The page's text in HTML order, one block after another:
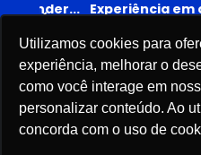
Utilizamos cookies para
experiência, melhorar o
como você interage em
personalizar conteúdo. Ao
concorda com o uso de
Experiência em